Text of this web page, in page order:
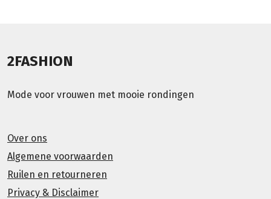
2FASHION
Mode voor vrouwen met mooie rondingen
Over ons
Algemene voorwaarden
Ruilen en retourneren
Privacy & Disclaimer